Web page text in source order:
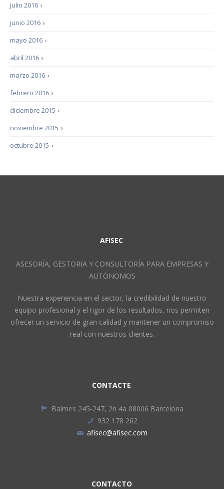
›
julio 2016
›
junio 2016
›
mayo 2016
›
abril 2016
›
marzo 2016
›
febrero 2016
›
diciembre 2015
›
noviembre 2015
›
octubre 2015
AFISEC
ASESORÍA, GESTORIA Y CONSULTORÍA PARA EMPRESAS Y
AUTÓNOMOS
Nuestra experiencia en el sector, la credibilidad de nuestro
equipo profesional y el rigor de los resultados, nos permiten
ofrecer un servicio de gran calidad y mantener un compromiso
real con nuestros clientes.
CONTACTE
Balmes 245-247, 2n 4a 08006 Barcelona
932 178 262
afisec@afisec.com
CONTACTO